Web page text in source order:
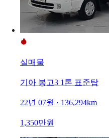
실매물
기아 봉고3 1톤 표준탑
22년 07월 · 136,294km
1,350만원